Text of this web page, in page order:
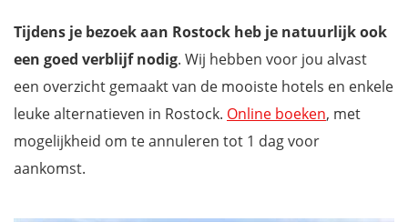
Tijdens je bezoek aan Rostock heb je natuurlijk ook
een goed verblijf nodig. Wij hebben voor jou alvast
een overzicht gemaakt van de mooiste hotels en enkele
leuke alternatieven in Rostock. Online boeken, met
mogelijkheid om te annuleren tot 1 dag voor
aankomst.